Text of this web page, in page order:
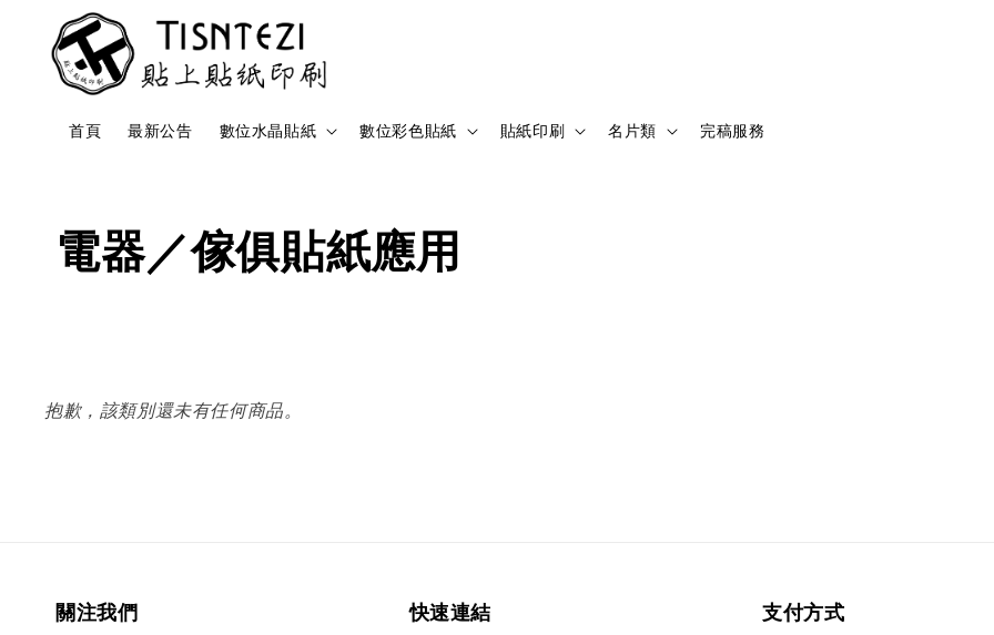
首頁 最新公告 數位水晶貼紙 數位彩色貼紙 貼紙印刷 名片類 完稿服務
電器／傢俱貼紙應用
抱歉，該類別還未有任何商品。
關注我們 快速連結 支付方式